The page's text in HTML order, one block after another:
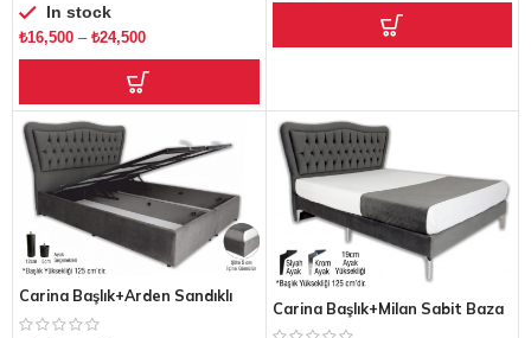
In stock
₺16,500 – ₺24,500
Carina Başlık+Arden Sandıklı
Carina Başlık+Milan Sabit Baza